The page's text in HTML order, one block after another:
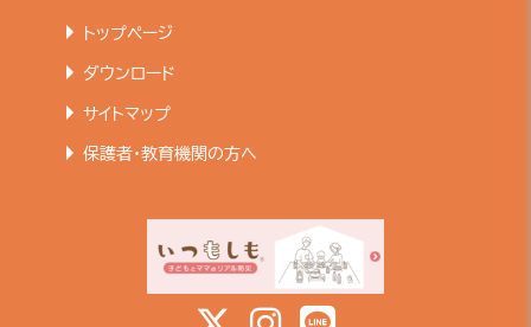
トップページ
ダウンロード
サイトマップ
保護者・教育機関の方へ